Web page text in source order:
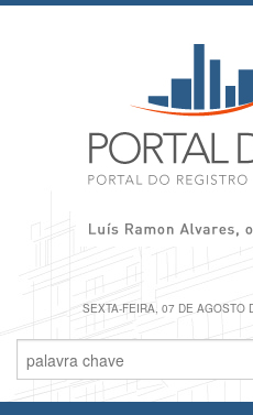
SEXTA-FEIRA, 07 DE AGOSTO